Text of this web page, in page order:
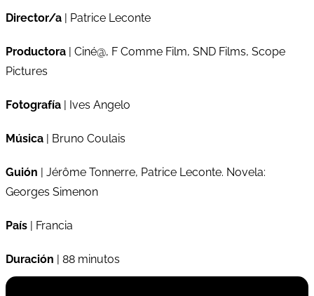
Director/a | Patrice Leconte
Productora | Ciné@, F Comme Film, SND Films, Scope
Pictures
Fotografía | Ives Angelo
Música | Bruno Coulais
Guión | Jérôme Tonnerre, Patrice Leconte. Novela:
Georges Simenon
País | Francia
Duración | 88 minutos